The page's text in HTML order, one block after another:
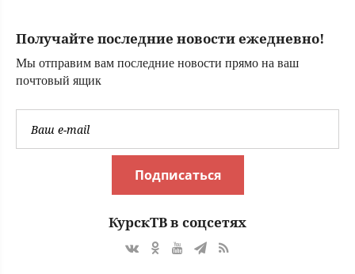
Медиаплатформа
МирТесен
Получайте последние новости ежедневно!
Мы отправим вам последние новости прямо на ваш
почтовый ящик
Подписаться
КурскТВ в соцсетях